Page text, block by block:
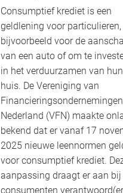
Consumptief krediet is een
geldlening voor particulieren,
bijvoorbeeld voor de
van een auto of om te
in het verduurzamen van hun
huis. De Vereniging van
Nederland (VFN) maakte
bekend dat er vanaf 17
2025 nieuwe leennormen
voor consumptief krediet.
aanpassing draagt er aan
consumenten